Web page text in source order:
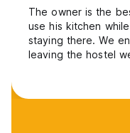
The owner is the
use his kitchen
staying there. We
leaving the hostel
spend 2 more
owner is the most
very friendly.